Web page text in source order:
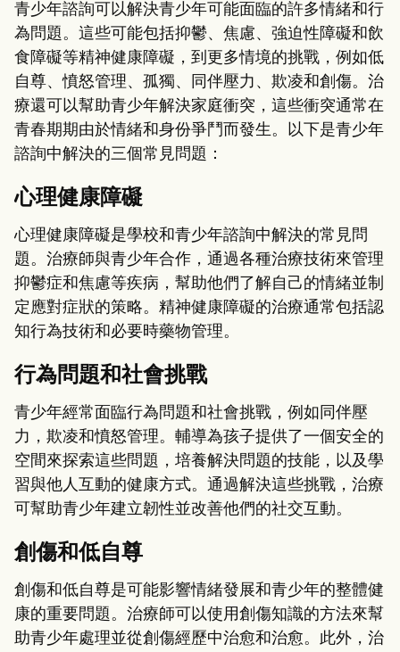
青少年諮詢可以解決青少年可能面臨的許多情緒和行
為問題。這些可能包括抑鬱、焦慮、強迫性障礙和飲
食障礙等精神健康障礙，到更多情境的挑戰，例如低
自尊、憤怒管理、孤獨、同伴壓力、欺凌和創傷。治
療還可以幫助青少年解決家庭衝突，這些衝突通常在
青春期期由於情緒和身份爭鬥而發生。以下是青少年
諮詢中解決的三個常見問題：
心理健康障礙
心理健康障礙是學校和青少年諮詢中解決的常見問
題。治療師與青少年合作，通過各種治療技術來管理
抑鬱症和焦慮等疾病，幫助他們了解自己的情緒並制
定應對症狀的策略。精神健康障礙的治療通常包括認
知行為技術和必要時藥物管理。
行為問題和社會挑戰
青少年經常面臨行為問題和社會挑戰，例如同伴壓
力，欺凌和憤怒管理。輔導為孩子提供了一個安全的
空間來探索這些問題，培養解決問題的技能，以及學
習與他人互動的健康方式。通過解決這些挑戰，治療
可幫助青少年建立韌性並改善他們的社交互動。
創傷和低自尊
創傷和低自尊是可能影響情緒發展和青少年的整體健
康的重要問題。治療師可以使用創傷知識的方法來幫
助青少年處理並從創傷經歷中治愈和治愈。此外，治